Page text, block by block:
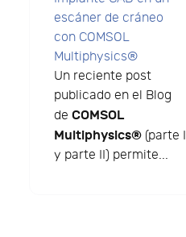
escáner de cráneo
con COMSOL
Multiphysics®
Un reciente post
publicado en el Blog
de COMSOL
Multiphysics®(parte I
y parte II) permite...